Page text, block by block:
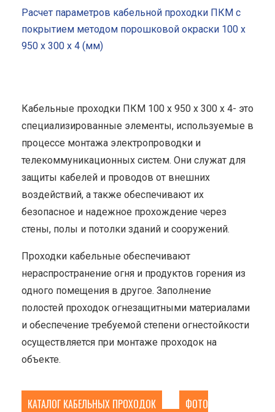
Расчет параметров кабельной проходки ПКМ с
покрытием методом порошковой окраски 100 x
950 x 300 x 4 (мм)
Кабельные проходки ПКМ 100 x 950 x 300 x 4- это
специализированные элементы, используемые в
процессе монтажа электропроводки и
телекоммуникационных систем. Они служат для
защиты кабелей и проводов от внешних
воздействий, а также обеспечивают их
безопасное и надежное прохождение через
стены, полы и потолки зданий и сооружений.
Проходки кабельные обеспечивают
нераспространение огня и продуктов горения из
одного помещения в другое. Заполнение
полостей проходок огнезащитными материалами
и обеспечение требуемой степени огнестойкости
осуществляется при монтаже проходок на
объекте.
КАТАЛОГ КАБЕЛЬНЫХ ПРОХОДОК
ФОТО